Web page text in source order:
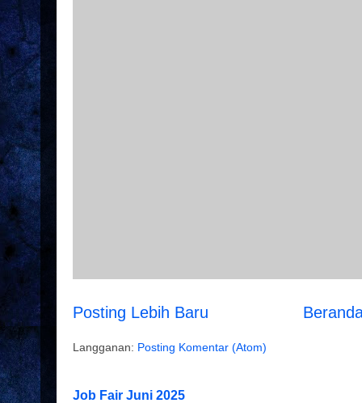
Posting Lebih Baru
Langganan: Posting Komentar (Atom)
Job Fair Juni 2025